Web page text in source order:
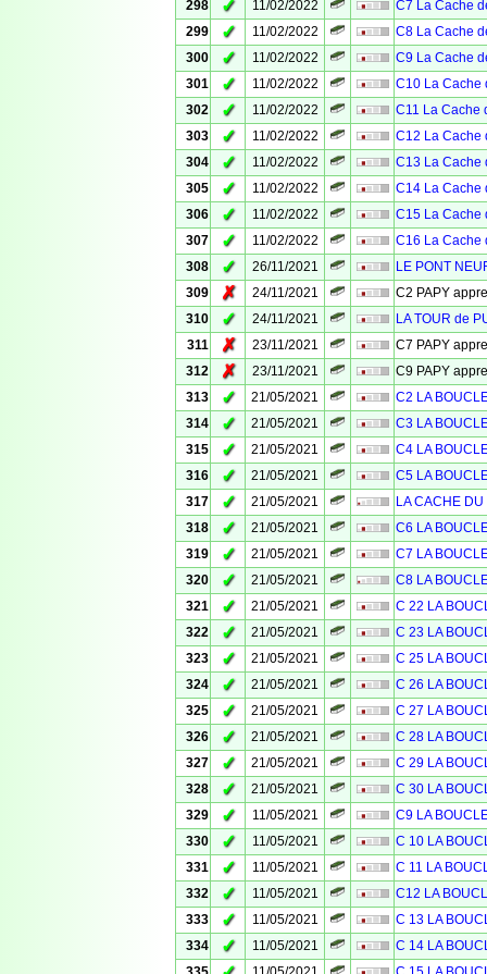
298
✓ 11/02/2022
C7 La Cache
299
✓ 11/02/2022
C8 La Cache
300
✓ 11/02/2022
C9 La Cache
301
✓ 11/02/2022
C10 La Cache
302
✓ 11/02/2022
C11 La Cache
303
✓ 11/02/2022
C12 La Cache
304
✓ 11/02/2022
C13 La Cache
305
✓ 11/02/2022
C14 La Cache
306
✓ 11/02/2022
C15 La Cache
307
✓ 11/02/2022
C16 La Cache
308
✓ 26/11/2021
LE PONT
309
✗ 24/11/2021
C2 PAPY
310
✓ 24/11/2021
LA TOUR de
311
✗ 23/11/2021
C7 PAPY
312
✗ 23/11/2021
C9 PAPY
313
✓ 21/05/2021
C2 LA
314
✓ 21/05/2021
C3 LA
315
✓ 21/05/2021
C4 LA
316
✓ 21/05/2021
C5 LA
317
✓ 21/05/2021
LA CACHE
318
✓ 21/05/2021
C6 LA
319
✓ 21/05/2021
C7 LA
320
✓ 21/05/2021
C8 LA
321
✓ 21/05/2021
C 22 LA
322
✓ 21/05/2021
C 23 LA
323
✓ 21/05/2021
C 25 LA
324
✓ 21/05/2021
C 26 LA
325
✓ 21/05/2021
C 27 LA
326
✓ 21/05/2021
C 28 LA
327
✓ 21/05/2021
C 29 LA
328
✓ 21/05/2021
C 30 LA
329
✓ 11/05/2021
C9 LA
330
✓ 11/05/2021
C 10 LA
331
✓ 11/05/2021
C 11 LA
332
✓ 11/05/2021
C12 LA
333
✓ 11/05/2021
C 13 LA
334
✓ 11/05/2021
C 14 LA